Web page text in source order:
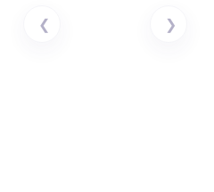
❮ ❯